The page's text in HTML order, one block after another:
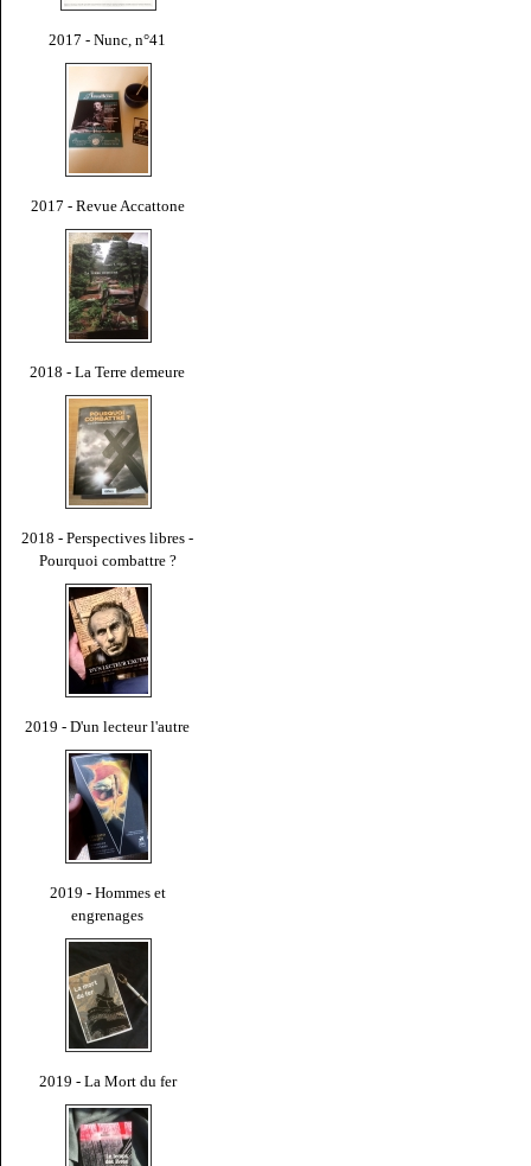
2017 - Nunc, n°41
2017 - Revue Accattone
2018 - La Terre demeure
2018 - Perspectives libres -
Pourquoi combattre ?
2019 - D'un lecteur l'autre
2019 - Hommes et
engrenages
2019 - La Mort du fer